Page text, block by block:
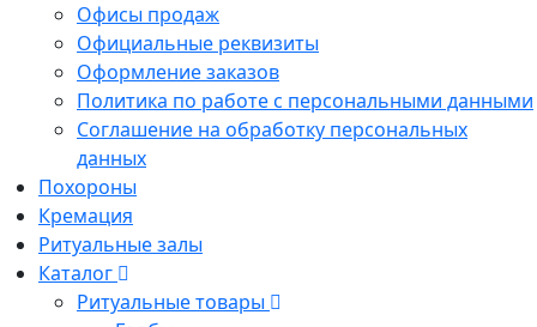
Офисы продаж
Официальные реквизиты
Оформление заказов
Политика по работе с персональными данными
Соглашение на обработку персональных
данных
Похороны
Кремация
Ритуальные залы
Каталог
Ритуальные товары